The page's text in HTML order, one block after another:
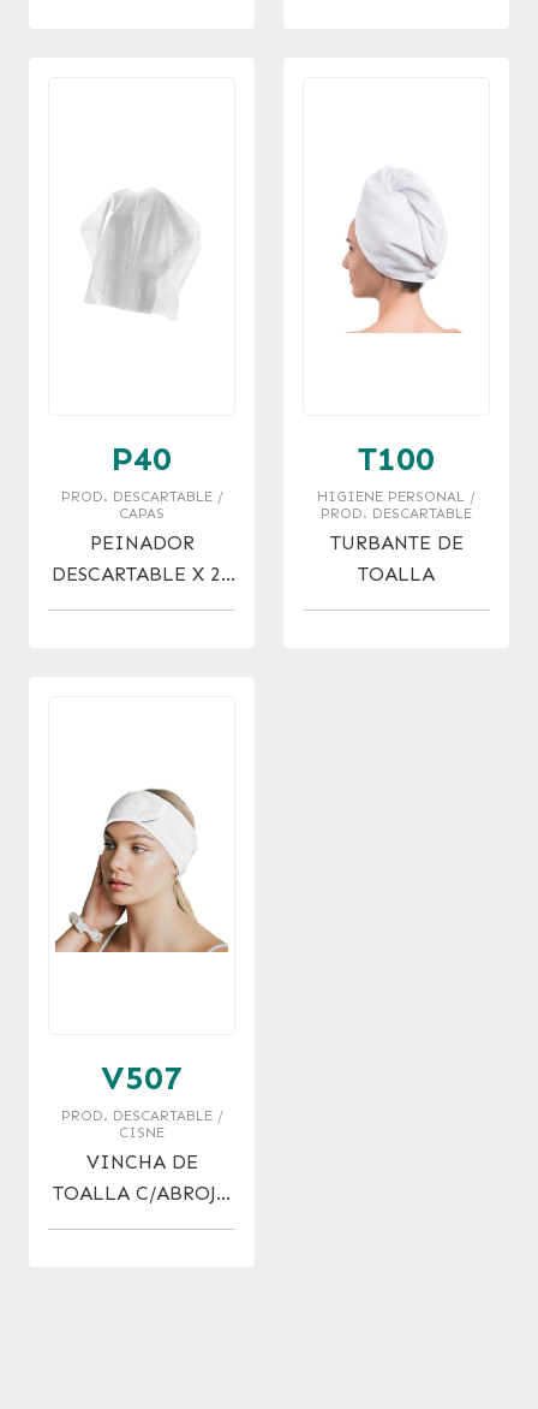
P40
PROD. DESCARTABLE /
CAPAS
PEINADOR
DESCARTABLE X 20
(1x1.40)
T100
HIGIENE PERSONAL /
PROD. DESCARTABLE
TURBANTE DE
TOALLA
V507
PROD. DESCARTABLE /
CISNE
VINCHA DE
TOALLA C/ABROJO
P/MAQUILL.